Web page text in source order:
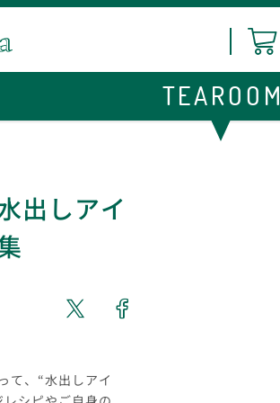
出しアイ
て、“水出しアイ
TEAROOM